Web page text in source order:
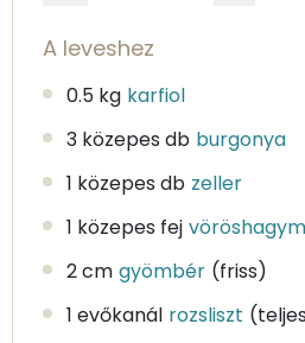
A leveshez
0.5 kg karfiol
3 közepes db burgonya
1 közepes db zeller
1 közepes fej
2 cm gyömbér (friss)
1 evőkanál rozsliszt